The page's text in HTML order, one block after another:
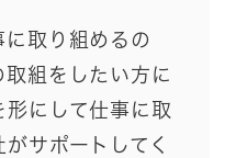
取り組めるの
組をしたい方に
形にして仕事に取
サポートしてく